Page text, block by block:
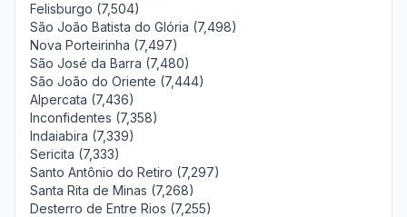
Felisburgo (7,504)
São João Batista do Glória (7,498)
Nova Porteirinha (7,497)
São José da Barra (7,480)
São João do Oriente (7,444)
Alpercata (7,436)
Inconfidentes (7,358)
Indaiabira (7,339)
Sericita (7,333)
Santo Antônio do Retiro (7,297)
Santa Rita de Minas (7,268)
Desterro de Entre Rios (7,255)